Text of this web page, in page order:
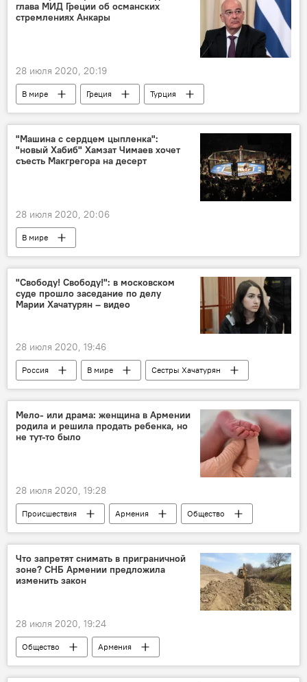
глава МИД Греции об османских
стремлениях Анкары
28 июля 2020, 20:19
В мире Греция
Турция
МИД
Анкара
Европа
власть
"Машина с сердцем цыпленка":
"новый Хабиб" Хамзат Чимаев хочет
съесть Макгрегора на десерт
28 июля 2020, 20:06
В мире
"Свободу! Свободу!": в московском
суде прошло заседание по делу
Марии Хачатурян – видео
28 июля 2020, 19:46
Россия В мире
Сестры Хачатурян
свобода
дело суд
Мело- или драма: женщина в Армении
родила и решила продать ребенка, но
не тут-то было
28 июля 2020, 19:28
Происшествия Армения
Общество
рождение
ребенок
Что запретят снимать в приграничной
зоне? СНБ Армении предложила
изменить закон
28 июля 2020, 19:24
Общество
Армения
Новости Армения
закон СНБ